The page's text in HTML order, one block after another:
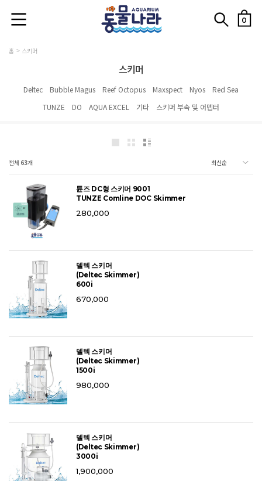
0
홈 스키머
스키머
Deltec Bubble Magus Reef Octopus Maxspect Nyos
Red Sea
TUNZE
DO AQUA EXCEL 기타 스키머 부속 및 어뎁터
전체 63개
튠즈 DC형 스키머 9001
TUNZE Comline DOC Skimmer
280,000
델텍 스키머
(Deltec Skimmer)
600i
670,000
델텍 스키머
(Deltec Skimmer)
1500i
980,000
델텍 스키머
(Deltec Skimmer)
3000i
1,900,000